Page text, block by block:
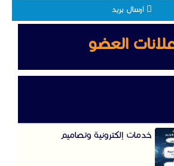
ارسال بريد
العضو
خدمات إلكترونية وتصاميم